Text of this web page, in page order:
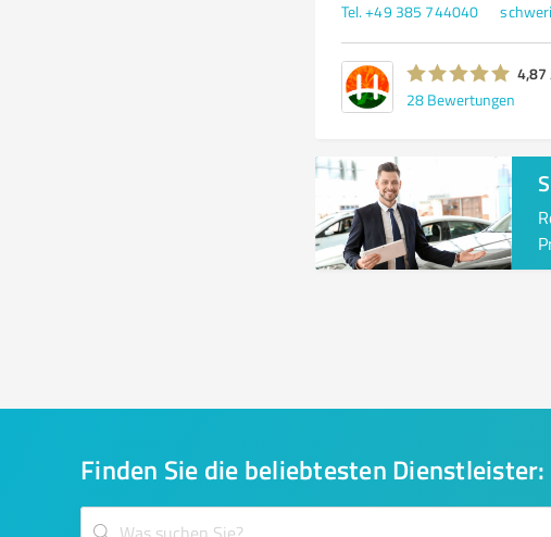
Tel. +49 385 744040
4,87
28 Bewertungen
Finden Sie die beliebtesten Dienstleister: